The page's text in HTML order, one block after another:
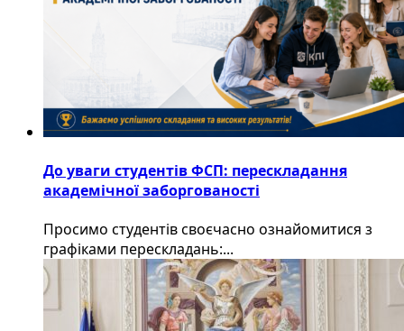
До уваги студентів ФСП: перескладання
академічної заборгованості
Просимо студентів своєчасно ознайомитися з
графіками перескладань:...